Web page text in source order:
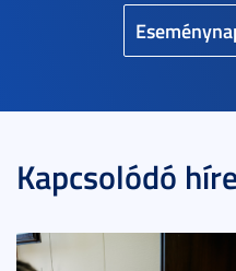
Kapcsolódó